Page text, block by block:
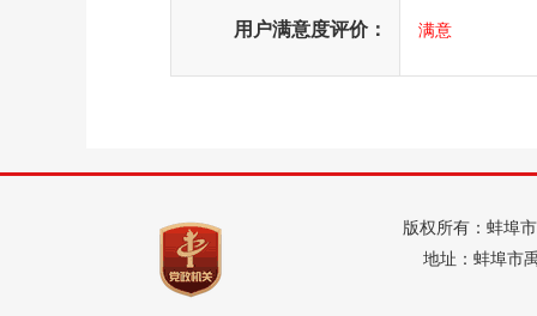
用户满意度评价： 满意
版权所有：蚌埠
地址：蚌埠市